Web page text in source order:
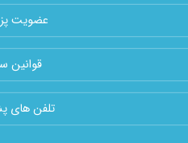
عضویت
قوانین
تلفن های